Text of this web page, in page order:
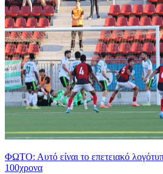
ΦΩΤΟ: Αυτό είναι το επετειακό
100χρονα